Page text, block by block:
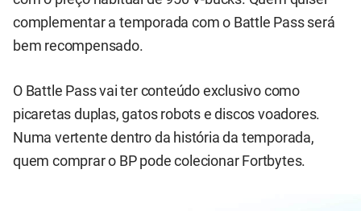
complementar a temporada com o Battle Pass será
bem recompensado.
O Battle Pass vai ter conteúdo exclusivo como
picaretas duplas, gatos robots e discos voadores.
Numa vertente dentro da história da temporada,
quem comprar o BP pode colecionar Fortbytes.